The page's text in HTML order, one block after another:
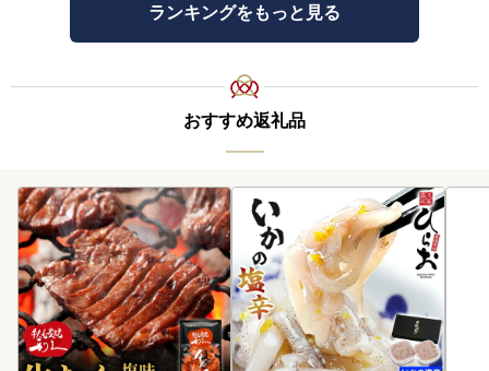
ランキングをもっと見る
おすすめ返礼品